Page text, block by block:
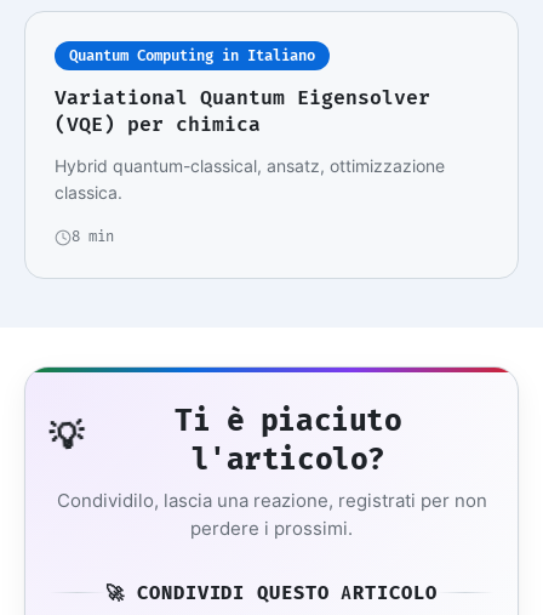
Quantum Computing in Italiano
Variational Quantum Eigensolver
(VQE) per chimica
Hybrid quantum-classical, ansatz, ottimizzazione
classica.
8 min
💡
Ti è piaciuto
l'articolo?
Condividilo, lascia una reazione, registrati per non
perdere i prossimi.
🚀 CONDIVIDI QUESTO ARTICOLO